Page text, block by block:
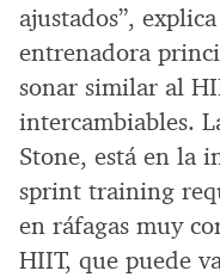
ajustados”,
entrenadora
sonar similar al
intercambiables.
Stone, está en la
sprint training
en ráfagas muy
HIIT, que puede